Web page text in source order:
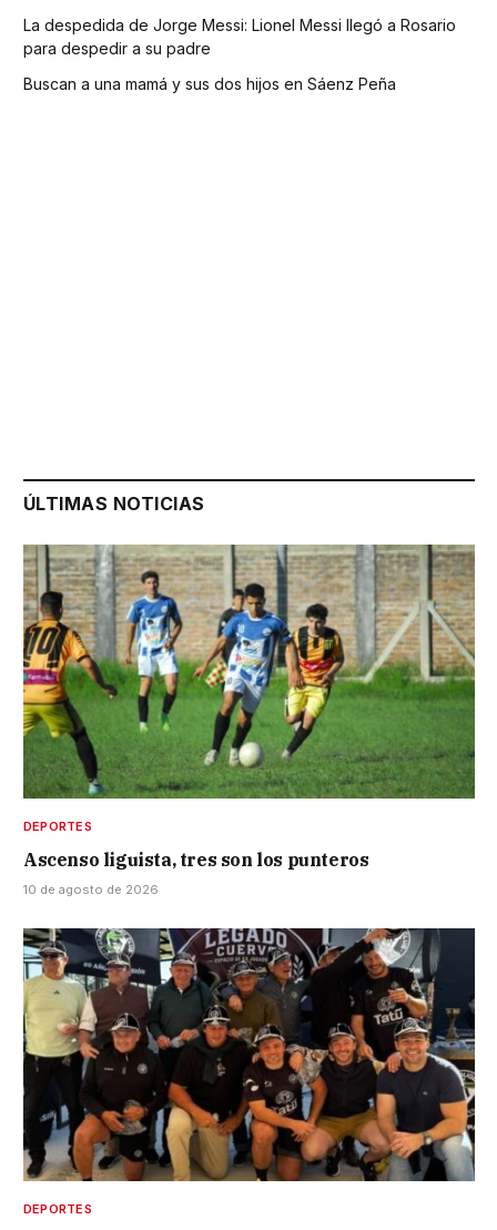
La despedida de Jorge Messi: Lionel Messi llegó a Rosario
para despedir a su padre
Buscan a una mamá y sus dos hijos en Sáenz Peña
ÚLTIMAS NOTICIAS
DEPORTES
Ascenso liguista, tres son los punteros
10 de agosto de 2026
DEPORTES